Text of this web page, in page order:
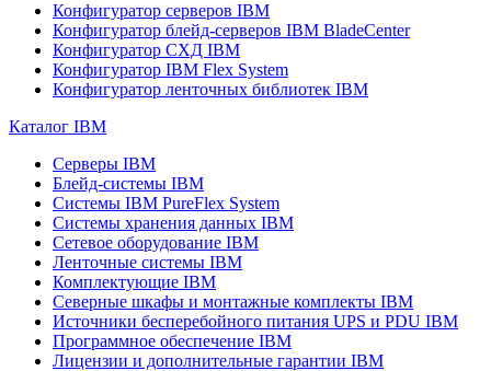
Конфигуратор серверов IBM
Конфигуратор блейд-серверов IBM BladeCenter
Конфигуратор СХД IBM
Конфигуратор IBM Flex System
Конфигуратор ленточных библиотек IBM
Каталог IBM
Серверы IBM
Блейд-системы IBM
Системы IBM PureFlex System
Системы хранения данных IBM
Сетевое оборудование IBM
Ленточные системы IBM
Комплектующие IBM
Северные шкафы и монтажные комплекты IBM
Источники бесперебойного питания UPS и PDU IBM
Программное обеспечение IBM
Лицензии и дополнительные гарантии IBM